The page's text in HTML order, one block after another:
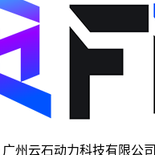
州云石动力科技有限公司